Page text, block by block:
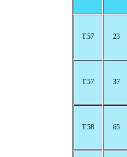
T.57 23
T.57 37
T.58 65